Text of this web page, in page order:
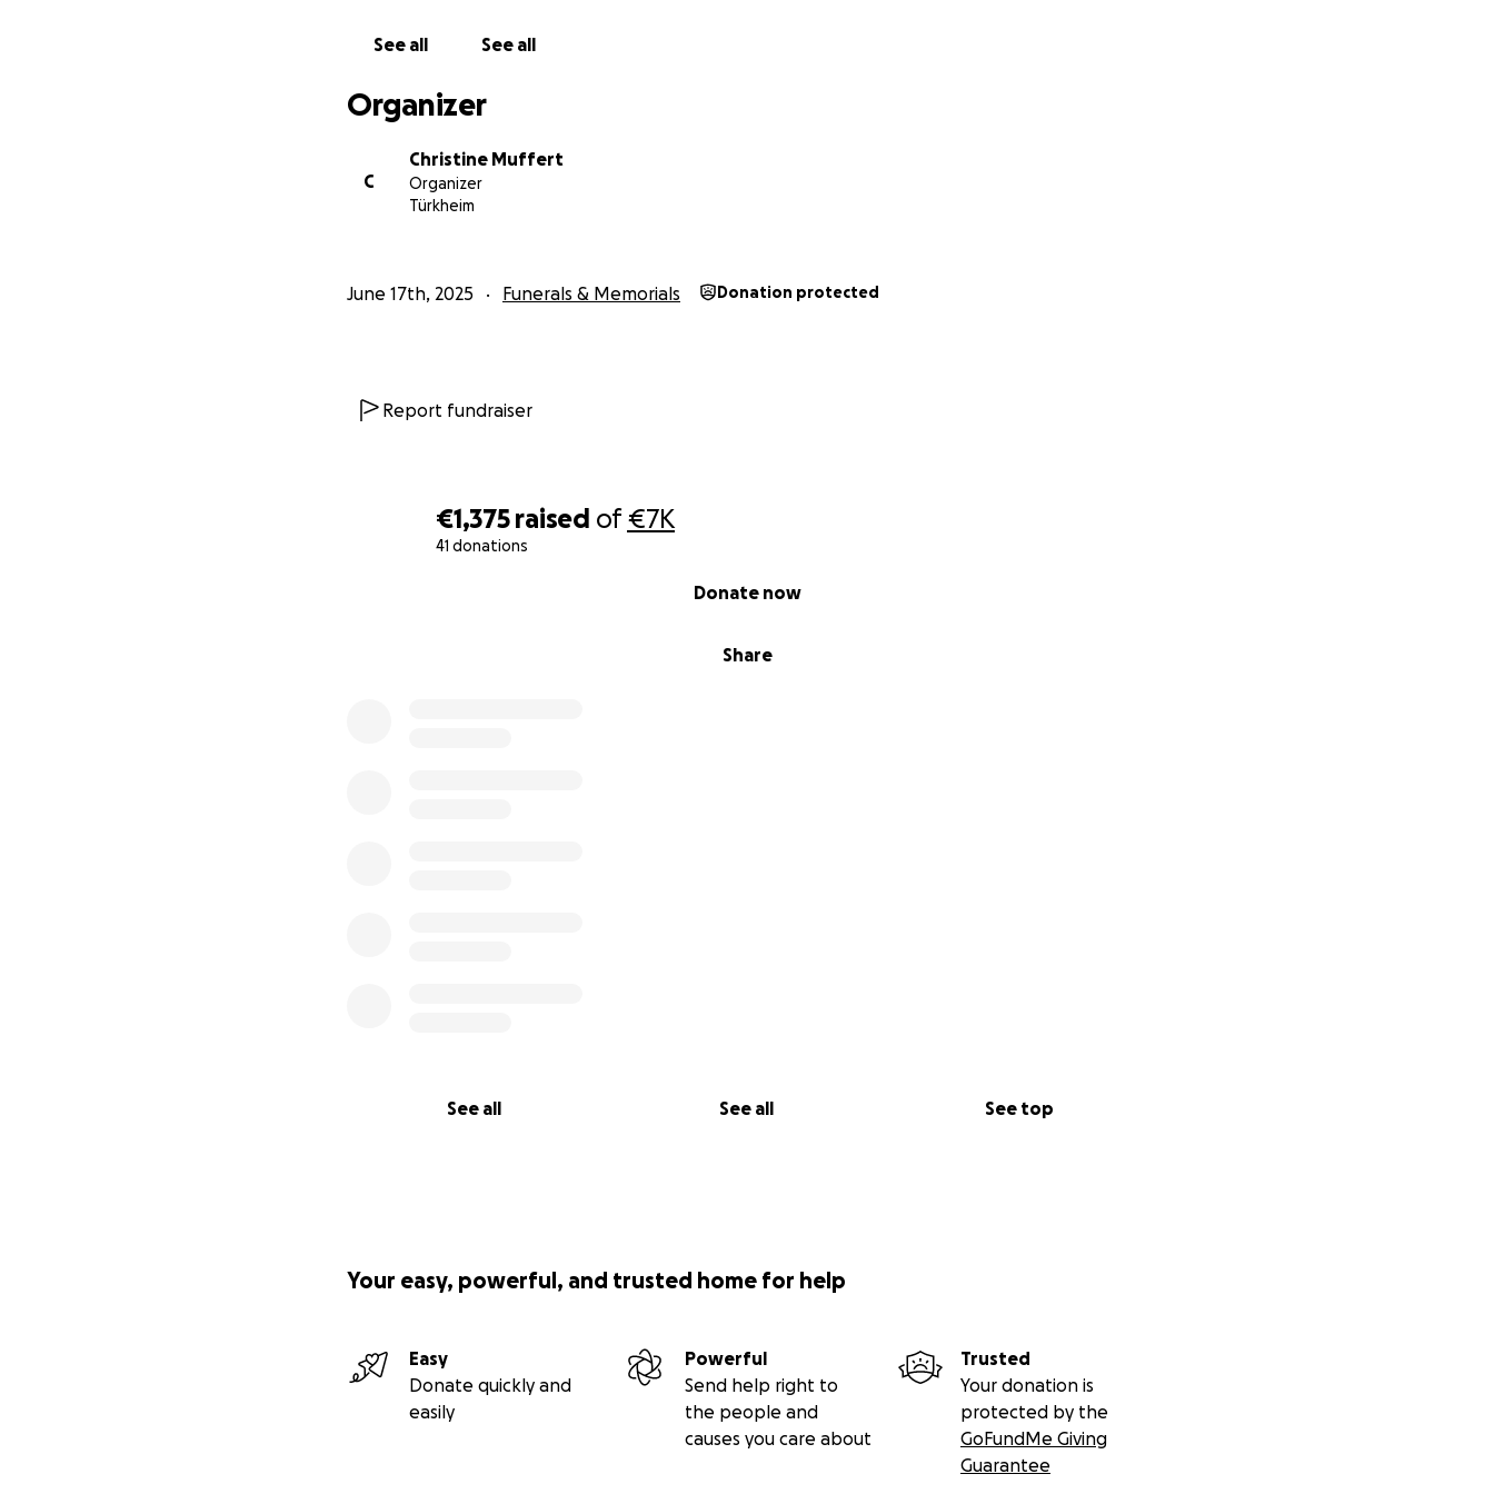
€1,375 raised of€7K
41 donations
Share
Donate now
See all See all See top
See all See all
Organizer
C
Christine Muffert
Organizer
Türkheim
June 17th, 2025 Funerals & Memorials Donation protected
Report fundraiser
Your easy, powerful, and trusted home for help
Easy
Donate quickly and
easily
Powerful
Send help right to
the people and
causes you care about
Trusted
Your donation is
protected by the
GoFundMe Giving
Guarantee